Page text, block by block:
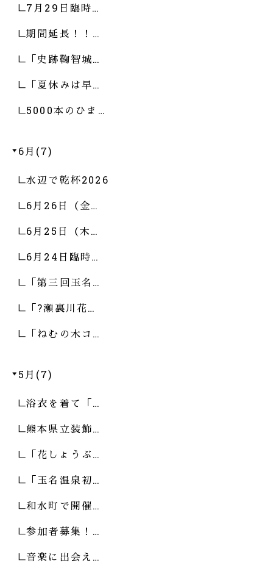
7月29日臨時…
期間延長！！…
「史跡鞠智城…
「夏休みは早…
5000本のひま…
6月(7)
水辺で乾杯2026
6月26日（金…
6月25日（木…
6月24日臨時…
「第三回玉名…
「?瀬裏川花…
「ねむの木コ…
5月(7)
浴衣を着て「…
熊本県立装飾…
「花しょうぶ…
「玉名温泉初…
和水町で開催…
参加者募集！…
音楽に出会え…